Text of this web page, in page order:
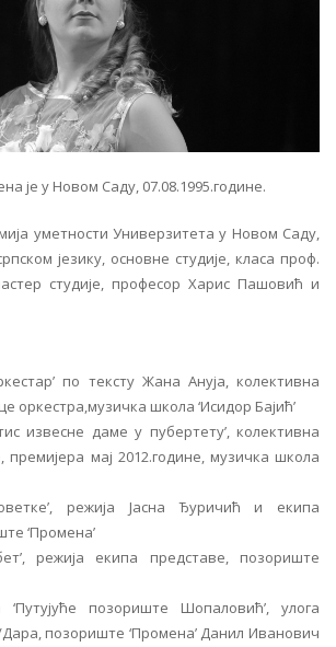
је у Новом Саду, 07.08.1995.године.
уметности Универзитета у Новом Саду,
језику, основне студије, класа проф.
студије, професор Харис Пашовић и
по тексту Жана Ануја, колективна
оркестра,музичка школа ‘Исидор Бајић’
извесне даме у пубертету’, колективна
премијера мај 2012.године, музичка школа
режија Јасна Ђуричић и екипа
‘Промена’
режија екипа представе, позориште
позориште Шопаловић’, улога
позориште ‘Промена’ Данил Иванович